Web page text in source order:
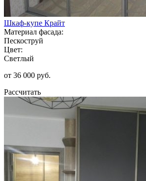
Шкаф-купе Крайт
Материал фасада:
Пескоструй
Цвет:
Светлый
от 36 000 руб.
Рассчитать